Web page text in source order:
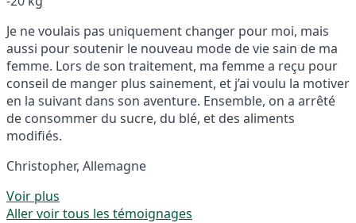
Je ne voulais pas uniquement changer pour moi, mais
aussi pour soutenir le nouveau mode de vie sain de ma
femme. Lors de son traitement, ma femme a reçu pour
conseil de manger plus sainement, et j’ai voulu la motiver
en la suivant dans son aventure. Ensemble, on a arrêté
de consommer du sucre, du blé, et des aliments
modifiés.
Christopher, Allemagne
Voir plus
Aller voir tous les témoignages